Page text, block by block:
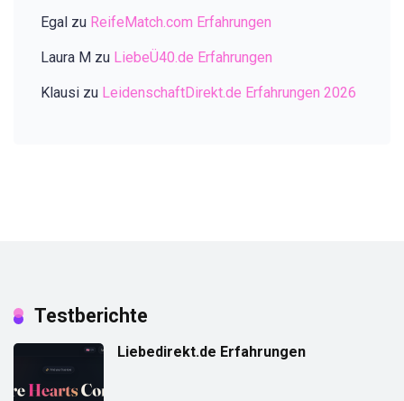
Egal zu ReifeMatch.com Erfahrungen
Laura M zu LiebeÜ40.de Erfahrungen
Klausi zu LeidenschaftDirekt.de Erfahrungen 2026
Testberichte
Liebedirekt.de Erfahrungen